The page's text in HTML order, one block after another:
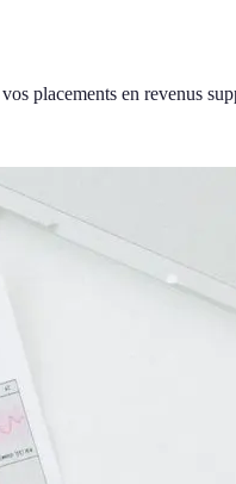
placements en revenus